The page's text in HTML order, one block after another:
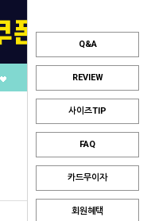
Q&A
REVIEW
사이즈TIP
FAQ
카드무이자
회원혜택